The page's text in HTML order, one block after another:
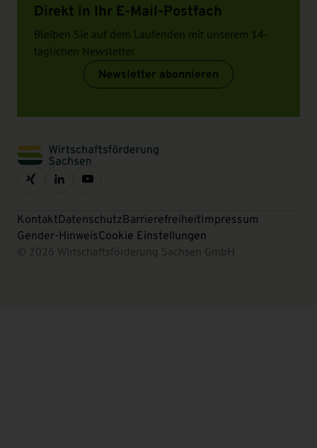
Direkt in Ihr E-Mail-Postfach
Bleiben Sie auf dem Laufenden mit unserem 14-
täglichen Newsletter
Newsletter abonnieren
KontaktDatenschutzBarrierefreiheitImpressum
Gender-HinweisCookie Einstellungen
© 2026 Wirtschaftsförderung Sachsen GmbH